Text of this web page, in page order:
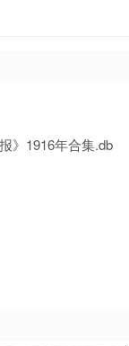
》1916年合集.db